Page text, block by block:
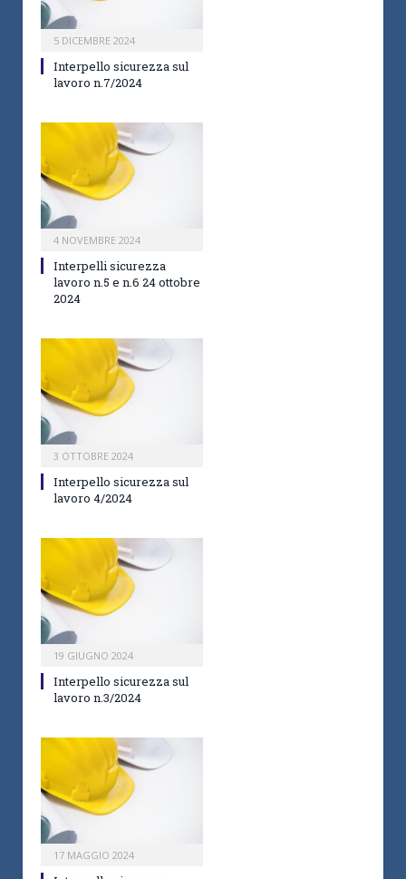
5 DICEMBRE 2024
Interpello sicurezza sul
lavoro n.7/2024
4 NOVEMBRE 2024
Interpelli sicurezza
lavoro n.5 e n.6 24 ottobre
2024
3 OTTOBRE 2024
Interpello sicurezza sul
lavoro 4/2024
19 GIUGNO 2024
Interpello sicurezza sul
lavoro n.3/2024
17 MAGGIO 2024